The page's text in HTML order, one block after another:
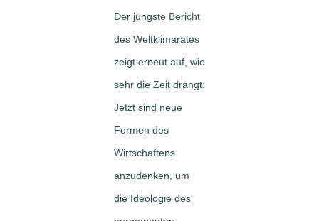
Der jüngste Bericht
des Weltklimarates
zeigt erneut auf, wie
sehr die Zeit drängt:
Jetzt sind neue
Formen des
Wirtschaftens
anzudenken, um
die Ideologie des